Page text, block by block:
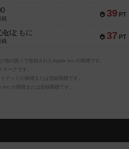
39 PT
稿
37 PT
とともに
稿
他の国々で登録されたApple Inc.の商標です。
ークです。
テッドの商標または登録商標です。
の商標または登録商標です。